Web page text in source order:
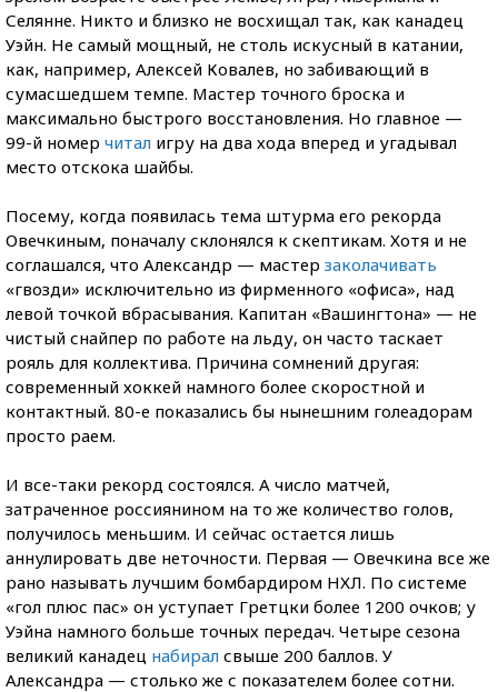
Селянне. Никто и близко не восхищал так, как канадец
Уэйн. Не самый мощный, не столь искусный в катании,
как, например, Алексей Ковалев, но забивающий в
сумасшедшем темпе. Мастер точного броска и
максимально быстрого восстановления. Но главное —
99-й номер читал игру на два хода вперед и угадывал
место отскока шайбы.
Посему, когда появилась тема штурма его рекорда
Овечкиным, поначалу склонялся к скептикам. Хотя и не
соглашался, что Александр — мастер заколачивать
«гвозди» исключительно из фирменного «офиса», над
левой точкой вбрасывания. Капитан «Вашингтона» — не
чистый снайпер по работе на льду, он часто таскает
рояль для коллектива. Причина сомнений другая:
современный хоккей намного более скоростной и
контактный. 80-е показались бы нынешним голеадорам
просто раем.
И все-таки рекорд состоялся. А число матчей,
затраченное россиянином на то же количество голов,
получилось меньшим. И сейчас остается лишь
аннулировать две неточности. Первая — Овечкина все же
рано называть лучшим бомбардиром НХЛ. По системе
«гол плюс пас» он уступает Гретцки более 1200 очков; у
Уэйна намного больше точных передач. Четыре сезона
великий канадец набирал свыше 200 баллов. У
Александра — столько же с показателем более сотни.